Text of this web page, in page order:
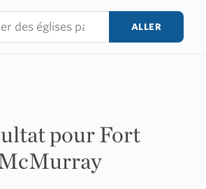
ALLER
pour Fort